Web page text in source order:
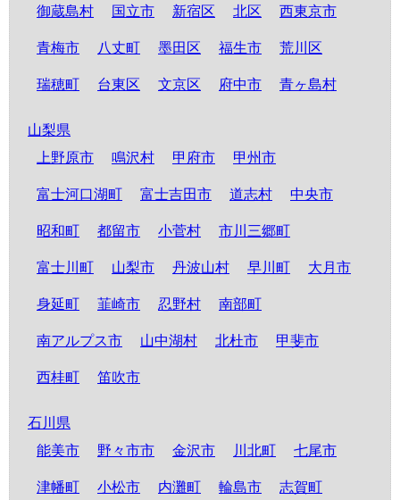
御蔵島村 国立市 新宿区 北区 西東京市
青梅市 八丈町 墨田区 福生市 荒川区
瑞穂町 台東区 文京区 府中市 青ヶ島村
山梨県
上野原市
鳴沢村 甲府市 甲州市
富士河口湖町 富士吉田市 道志村 中央市
昭和町 都留市 小菅村 市川三郷町
富士川町 山梨市 丹波山村 早川町 大月市
身延町 韮崎市 忍野村 南部町
南アルプス市 山中湖村 北杜市 甲斐市
西桂町 笛吹市
石川県
能美市
野々市市 金沢市 川北町 七尾市
津幡町 小松市 内灘町 輪島市 志賀町